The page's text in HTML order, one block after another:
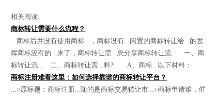
相关阅读:
商标转让需要什么流程？
...商标后并没有使用商标...，商标没有...闲置的商标转让给...的发
挥商标应有的...来了，商标转让需...您分享商标转让流... 一、商
标转让流... 二、商标转让需...料? A、商标...以下材料：
商标注册难看这里：如何选择靠谱的商标转让平台？
...>原标题：商标注册...随的是商标交易转让市...>商标申请难，催